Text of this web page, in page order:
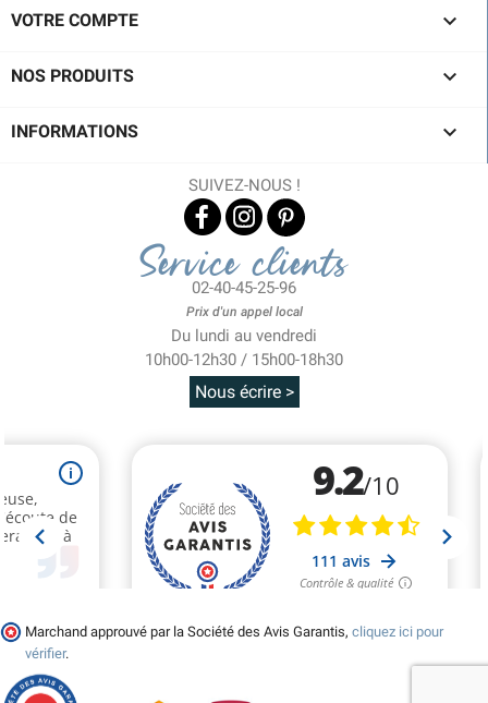
VOTRE COMPTE 
NOS PRODUITS 
INFORMATIONS 
SUIVEZ-NOUS !
Service clients
02-40-45-25-96
Prix d'un appel local
Du lundi au vendredi
10h00-12h30 / 15h00-18h30
Nous écrire >
Marchand approuvé par la Société des Avis Garantis, cliquez ici pour
vérifier.